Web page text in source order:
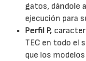
gatos, dándole
ejecución para
Perfil P,
TEC en todo el
que los